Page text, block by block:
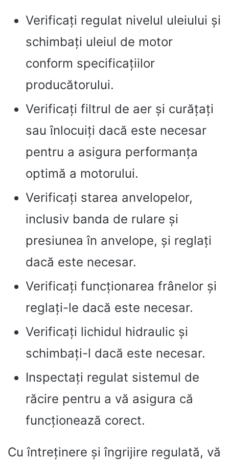
Verificați regulat nivelul uleiului și
schimbați uleiul de motor
conform specificațiilor
producătorului.
Verificați filtrul de aer și curățați
sau înlocuiți dacă este necesar
pentru a asigura performanța
optimă a motorului.
Verificați starea anvelopelor,
inclusiv banda de rulare și
presiunea în anvelope, și reglați
dacă este necesar.
Verificați funcționarea frânelor și
reglați-le dacă este necesar.
Verificați lichidul hidraulic și
schimbați-l dacă este necesar.
Inspectați regulat sistemul de
răcire pentru a vă asigura că
funcționează corect.
Cu întreținere și îngrijire regulată, vă